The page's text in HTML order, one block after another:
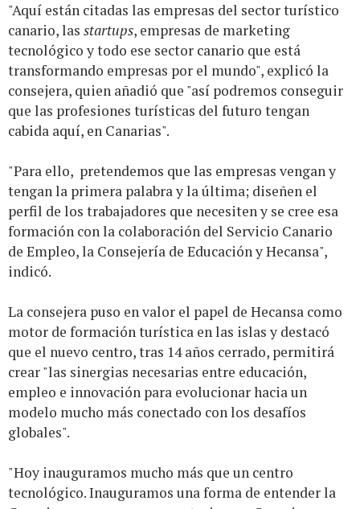
"Aquí están citadas las empresas del sector turístico
canario, las startups, empresas de marketing
tecnológico y todo ese sector canario que está
transformando empresas por el mundo", explicó la
consejera, quien añadió que "así podremos conseguir
que las profesiones turísticas del futuro tengan
cabida aquí, en Canarias".
"Para ello, pretendemos que las empresas vengan y
tengan la primera palabra y la última; diseñen el
perfil de los trabajadores que necesiten y se cree esa
formación con la colaboración del Servicio Canario
de Empleo, la Consejería de Educación y Hecansa",
indicó.
La consejera puso en valor el papel de Hecansa como
motor de formación turística en las islas y destacó
que el nuevo centro, tras 14 años cerrado, permitirá
crear "las sinergias necesarias entre educación,
empleo e innovación para evolucionar hacia un
modelo mucho más conectado con los desafíos
globales".
"Hoy inauguramos mucho más que un centro
tecnológico. Inauguramos una forma de entender la